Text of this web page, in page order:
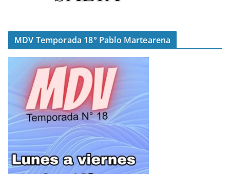
MDV Temporada 18° Pablo Martearena